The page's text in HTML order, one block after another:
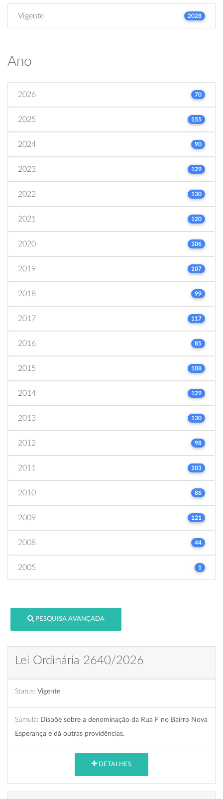
Vigente 2028
Ano
2026 70
2025 155
2024 90
2023 129
2022 130
2021 120
2020 106
2019 107
2018 99
2017 117
2016 85
2015 108
2014 129
2013 130
2012 98
2011 103
2010 86
2009 121
2008 44
2005 1
PESQUISA AVANÇADA
Lei Ordinária 2640/2026
Status: Vigente
Súmula: Dispõe sobre a denominação da Rua F no Bairro Nova
Esperança e dá outras providências.
DETALHES